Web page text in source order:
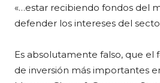
«…estar recibiendo fondos del
defender los intereses del
Es absolutamente falso, que el
de inversión más importantes